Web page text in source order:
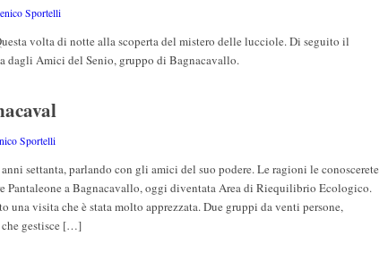
Sportelli
volta di notte alla scoperta del mistero delle lucciole. Di seguito il
dagli Amici del Senio, gruppo di Bagnacavallo.
Sportelli
settanta, parlando con gli amici del suo podere. Le ragioni le conoscerete
Pantaleone a Bagnacavallo, oggi diventata Area di Riequilibrio Ecologico.
una visita che è stata molto apprezzata. Due gruppi da venti persone,
che gestisce […]